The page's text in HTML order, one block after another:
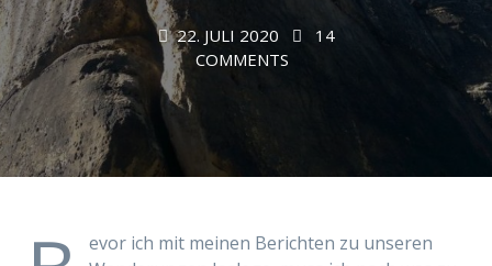
22. JULI 2020
14
COMMENTS
evor ich mit meinen Berichten zu unseren